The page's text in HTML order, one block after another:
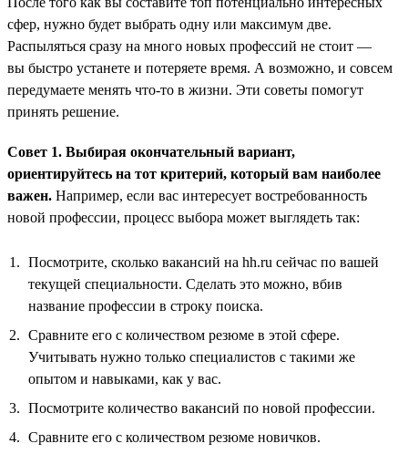
сфер, нужно будет выбрать одну или максимум две.
Распыляться сразу на много новых профессий не стоит —
вы быстро устанете и потеряете время. А возможно, и совсем
передумаете менять что-то в жизни. Эти советы помогут
принять решение.
Совет 1. Выбирая окончательный вариант,
ориентируйтесь на тот критерий, который вам наиболее
важен. Например, если вас интересует востребованность
новой профессии, процесс выбора может выглядеть так:
Посмотрите, сколько вакансий на hh.ru сейчас по вашей
текущей специальности. Сделать это можно, вбив
название профессии в строку поиска.
Сравните его с количеством резюме в этой сфере.
Учитывать нужно только специалистов с такими же
опытом и навыками, как у вас.
Посмотрите количество вакансий по новой профессии.
Сравните его с количеством резюме новичков.